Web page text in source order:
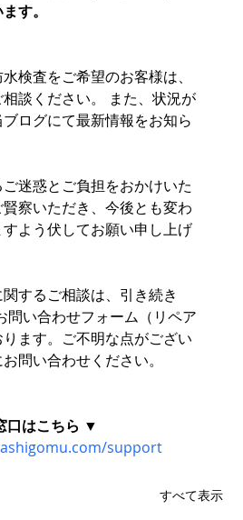
す。
検査をご希望のお客様は、
談ください。 また、状況が
ログにて最新情報をお知ら
迷惑とご負担をおかけいた
察いただき、今後とも変わ
よう伏してお願い申し上げ
するご相談は、引き続き
問い合わせフォーム（リペア
ます。ご不明な点がござい
問い合わせください。
口はこちら ▼
support
すべて表示